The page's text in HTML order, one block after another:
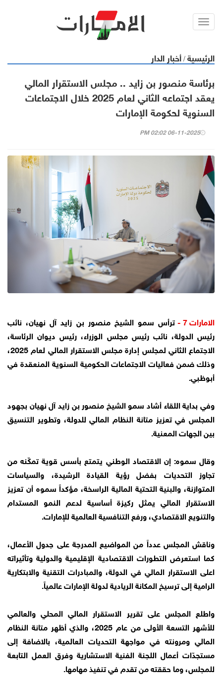
Toggl
الرئيسية / أخبار الدار
برئاسة منصور بن زايد .. مجلس الاستقرار المالي
يعقد اجتماعه الثاني لعام 2025 خلال الاجتماعات
السنوية لحكومة الإمارات
06-11-2025 02:02 PM
الامارات 7 -
ترأس سمو الشيخ منصور بن زايد آل نهيان، نائب
رئيس الدولة، نائب رئيس مجلس الوزراء، رئيس ديوان الرئاسة،
الاجتماع الثاني لمجلس إدارة مجلس الاستقرار المالي لعام 2025،
وذلك ضمن فعاليات الاجتماعات الحكومية السنوية المنعقدة في
أبوظبي.
وفي بداية اللقاء أشاد سمو الشيخ منصور بن زايد آل نهيان بجهود
المجلس في تعزيز متانة النظام المالي للدولة، وتطوير التنسيق
بين الجهات المعنية.
وقال سموه: إن الاقتصاد الوطني يتمتع بأسس قوية تمكّنه من
تجاوز التحديات بفضل رؤية القيادة الرشيدة، والسياسات
المتوازنة، والبنية التحتية المالية الراسخة، مؤكداً سموه أن تعزيز
الاستقرار المالي يمثل ركيزة أساسية لدعم النمو المستدام
والتنويع الاقتصادي، ورفع التنافسية العالمية للإمارات.
وناقش المجلس عدداً من المواضيع المدرجة على جدول الأعمال،
كما استعرض التطورات الاقتصادية الإقليمية والدولية وتأثيراته
اعلى الاستقرار المالي في الدولة، والمبادرات التقنية والابتكارية
الرامية إلى ترسيخ المكانة الريادية لدولة الإمارات عالمياً.
واطلع المجلس على تقرير الاستقرار المالي المحلي والعالمي
للأشهر التسعة الأولى من عام 2025، والذي أظهر متانة النظام
المالي ومرونته في مواجهة التحديات العالمية، بالاضافة إلى
مستجدّات أعمال اللجنة الفنية الاستشارية وفرق العمل التابعة
للمجلس، وما حققته من تقدم في تنفيذ مهامها.